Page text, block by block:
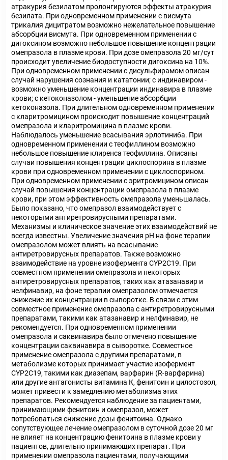
атракурия безилатом пролонгируются эффекты атракурия
безилата. При одновременном применении с висмута
трикалия дицитратом возможно нежелательное повышение
абсорбции висмута. При одновременном применении с
дигоксином возможно небольшое повышение концентрации
омепразола в плазме крови. При дозе омепразола 20 мг/сут
происходит увеличение биодоступности дигоксина на 10%.
При одновременном применении с дисульфирамом описан
случай нарушения сознания и кататонии; с индинавиром -
возможно уменьшение концентрации индинавира в плазме
крови; с кетоконазолом - уменьшение абсорбции
кетоконазола. При длительном одновременном применении
с кларитромицином происходит повышение концентраций
омепразола и кларитромицина в плазме крови.
Наблюдалось уменьшение всасывания эрлотиниба. При
одновременном применении с теофиллином возможно
небольшое повышение клиренса теофиллина. Описаны
случаи повышения концентрации циклоспорина в плазме
крови при одновременном применении с циклоспорином.
При одновременном применении с эритромицином описан
случай повышения концентрации омепразола в плазме
крови, при этом эффективность омепразола уменьшалась.
Было показано, что омепразол взаимодействует с
некоторыми антиретровирусными препаратами.
Механизмы и клиническое значение этих взаимодействий не
всегда известны. Увеличение значения рН на фоне терапии
омепразолом может влиять на всасывание
антиретровирусных препаратов. Также возможно
взаимодействие на уровне изофермента CYP2C19. При
совместном применении омепразола и некоторых
антиретровирусных препаратов, таких как атазанавир и
нелфинавир, на фоне терапии омепразолом отмечается
снижение их концентрации в сыворотке. В связи с этим
совместное применение омепразола с антиретровирусными
препаратами, такими как атазанавир и нелфинавир, не
рекомендуется. При одновременном применении
омепразола и саквинавира было отмечено повышение
концентрации саквинавира в сыворотке. Совместное
применение омепразола с другими препаратами, в
метаболизме которых принимает участие изофермент
CYP2C19, такими как диазепам, варфарин (R-варфарина)
или другие антагонисты витамина К, фенитоин и цилостозол,
может привести к замедлению метаболизма этих
препаратов. Рекомендуется наблюдение за пациентами,
принимающими фенитоин и омепразол, может
потребоваться снижение дозы фенитоина. Однако
сопутствующее лечение омепразолом в суточной дозе 20 мг
не влияет на концентрацию фенитоина в плазме крови у
пациентов, длительно принимающих препарат. При
применении омепразола пациентами, получающими